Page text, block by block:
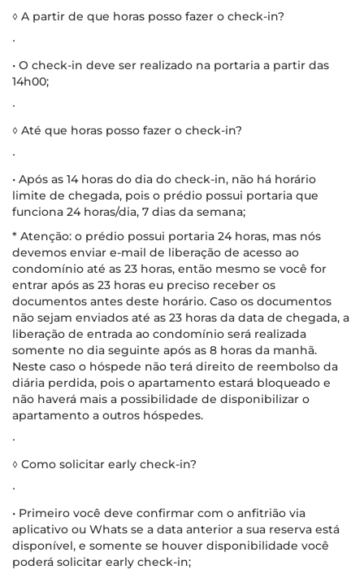
◊ A partir de que horas posso fazer o check-in?
∙
• O check-in deve ser realizado na portaria a partir das
14h00;
∙
◊ Até que horas posso fazer o check-in?
∙
• Após as 14 horas do dia do check-in, não há horário
limite de chegada, pois o prédio possui portaria que
funciona 24 horas/dia, 7 dias da semana;
* Atenção: o prédio possui portaria 24 horas, mas nós
devemos enviar e-mail de liberação de acesso ao
condomínio até as 23 horas, então mesmo se você for
entrar após as 23 horas eu preciso receber os
documentos antes deste horário. Caso os documentos
não sejam enviados até as 23 horas da data de chegada, a
liberação de entrada ao condomínio será realizada
somente no dia seguinte após as 8 horas da manhã.
Neste caso o hóspede não terá direito de reembolso da
diária perdida, pois o apartamento estará bloqueado e
não haverá mais a possibilidade de disponibilizar o
apartamento a outros hóspedes.
∙
◊ Como solicitar early check-in?
∙
• Primeiro você deve confirmar com o anfitrião via
aplicativo ou Whats se a data anterior a sua reserva está
disponível, e somente se houver disponibilidade você
poderá solicitar early check-in;